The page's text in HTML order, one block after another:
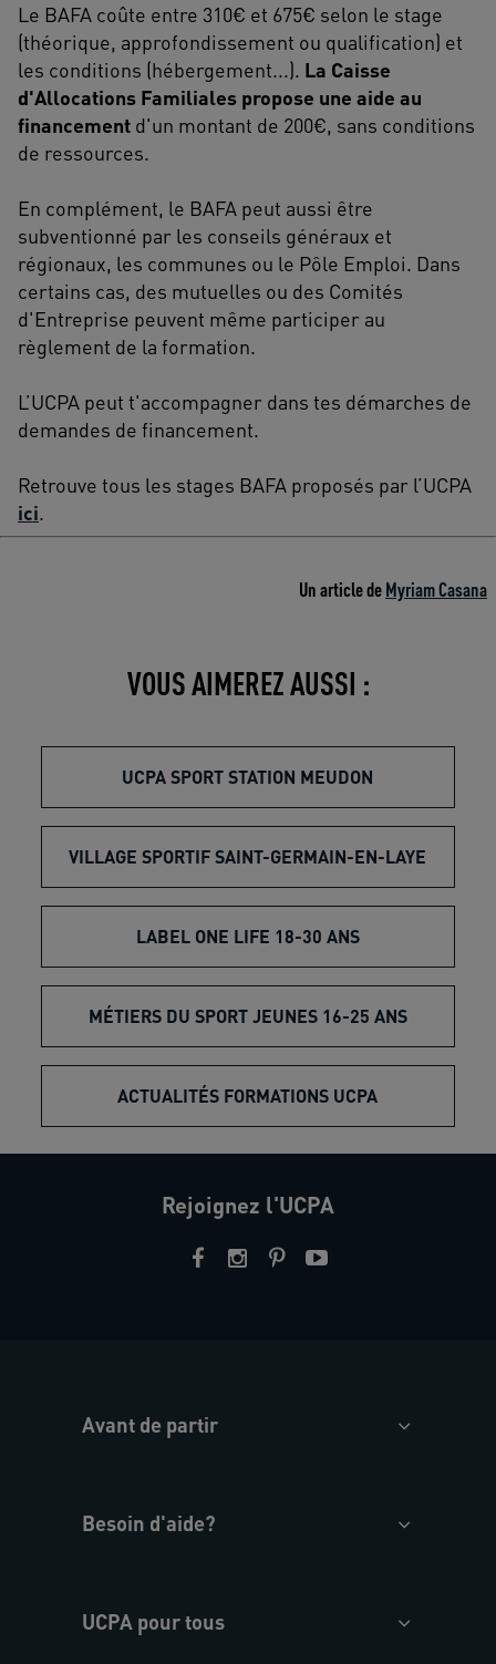
Le BAFA coûte entre 310€ et 675€ selon le stage
(théorique, approfondissement ou qualification) et
les conditions (hébergement...). La Caisse
d'Allocations Familiales propose une aide au
financement d'un montant de 200€, sans conditions
de ressources.
En complément, le BAFA peut aussi être
subventionné par les conseils généraux et
régionaux, les communes ou le Pôle Emploi. Dans
certains cas, des mutuelles ou des Comités
d'Entreprise peuvent même participer au
règlement de la formation.
L’UCPA peut t'accompagner dans tes démarches de
demandes de financement.
Retrouve tous les stages BAFA proposés par l’UCPA
ici.
Un article deMyriam Casana
VOUS AIMEREZ AUSSI :
UCPA SPORT STATION MEUDON
VILLAGE SPORTIF SAINT-GERMAIN-EN-LAYE
LABEL ONE LIFE 18-30 ANS
MÉTIERS DU SPORT JEUNES 16-25 ANS
ACTUALITÉS FORMATIONS UCPA
Rejoignez l'UCPA
Avant de partir
Besoin d'aide?
UCPA pour tous